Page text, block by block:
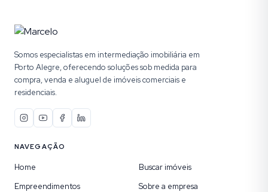
Somos especialistas em intermediação imobiliária em
Porto Alegre, oferecendo soluções sob medida para
compra, venda e aluguel de imóveis comerciais e
residenciais.
NAVEGAÇÃO
Home
Buscar imóveis
Empreendimentos
Sobre a empresa